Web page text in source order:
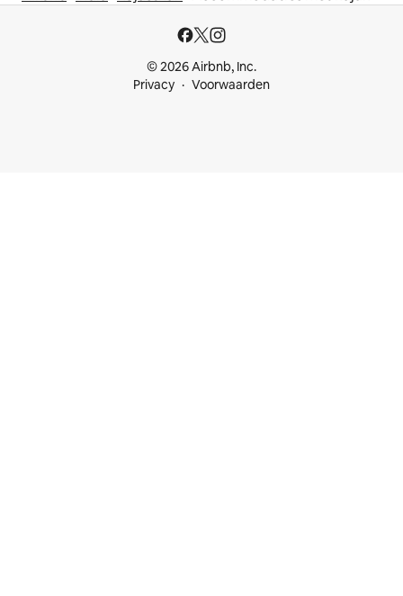
© 2026 Airbnb, Inc.
Privacy
Voorwaarden